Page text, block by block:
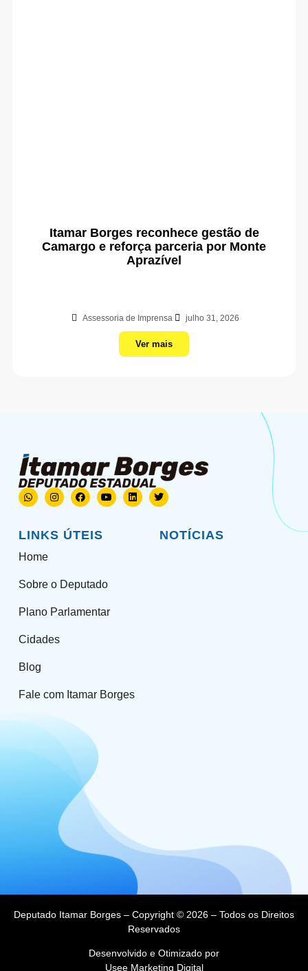
Itamar Borges reconhece gestão de
Camargo e reforça parceria por Monte
Aprazível
Assessoria de Imprensa julho 31, 2026
Ver mais
LINKS ÚTEIS
Home
Sobre o Deputado
Plano Parlamentar
Cidades
Blog
Fale com Itamar Borges
NOTÍCIAS
Deputado Itamar Borges – Copyright © 2026 – Todos os Direitos
Reservados
Desenvolvido e Otimizado por
Usee Marketing Digital